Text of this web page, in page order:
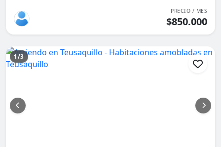
PRECIO / MES
$850.000
1/3